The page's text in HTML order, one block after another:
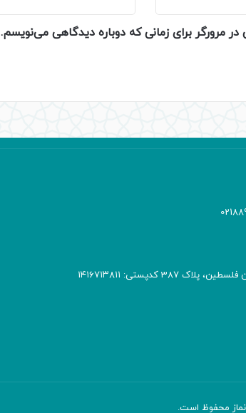
مرورگر برای زمانی که دوباره دیدگاهی می‌نویسم.
کدپستی: ۱۴۱۶۷۱۳۸۱۱
نماز محفوظ است.